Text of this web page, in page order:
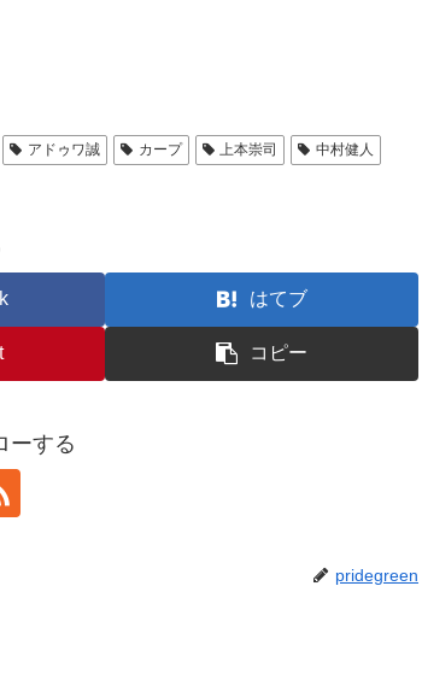
アドゥワ誠 カープ 上本崇司 中村健人
はてブ
コピー
ーする
pridegreen